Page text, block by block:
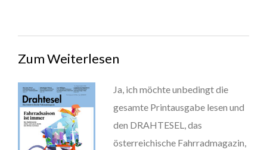
Zum Weiterlesen
Ja, ich möchte unbedingt die
gesamte Printausgabe lesen und
den DRAHTESEL, das
österreichische Fahrradmagazin,